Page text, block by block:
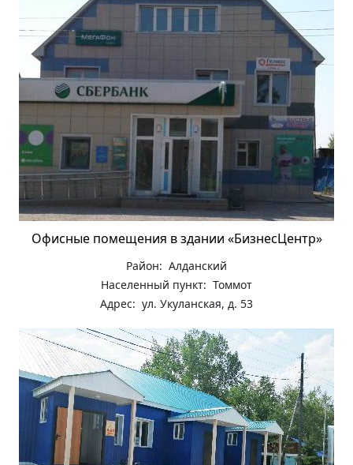
Офисные помещения в здании «БизнесЦентр»
Район: Алданский
Населенный пункт: Томмот
Адрес: ул. Укуланская, д. 53